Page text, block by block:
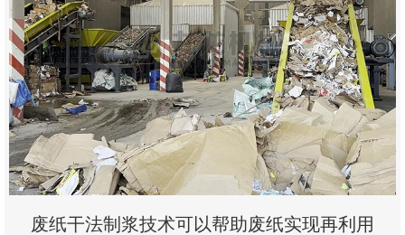
废纸干法制浆技术可以帮助废纸实现再利用